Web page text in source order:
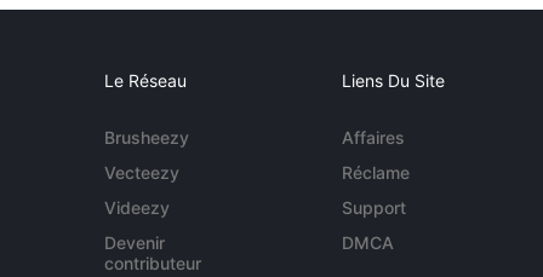
Le Réseau
Brusheezy
Vecteezy
Videezy
Devenir
contributeur
Liens Du Site
Affaires
Réclame
Support
DMCA